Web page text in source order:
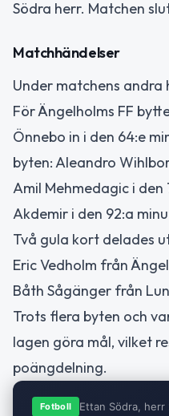
Södra herr. Matchen
Matchhändelser
Under matchens andra
För Ängelholms FF
Önnebo in i den 64:e
byten: Aleandro
Amil Mehmedagic i den
Akdemir i den 92:a
Två gula kort delades
Eric Vedholm från
Båth Sågänger från
Trots flera byten och
lagen göra mål, vilket
poängdelning.
Fotboll Ettan Södra, herr